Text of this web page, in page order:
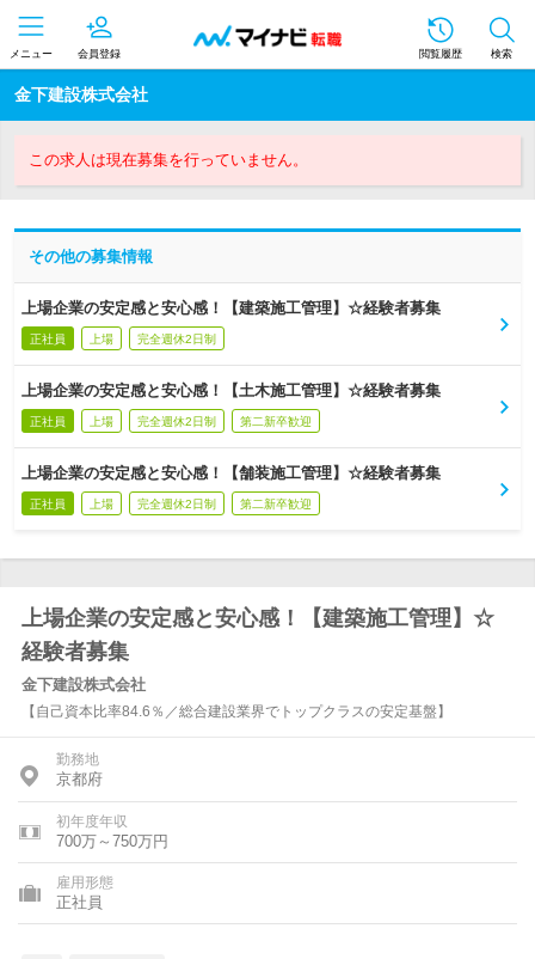
メニュー 会員登録 閲覧履歴 検索
金下建設株式会社
この求人は現在募集を行っていません。
その他の募集情報
上場企業の安定感と安心感！【建築施工管理】☆経験者募集
正社員 上場 完全週休2日制
上場企業の安定感と安心感！【土木施工管理】☆経験者募集
正社員 上場 完全週休2日制 第二新卒歓迎
上場企業の安定感と安心感！【舗装施工管理】☆経験者募集
正社員 上場 完全週休2日制 第二新卒歓迎
上場企業の安定感と安心感！【建築施工管理】☆
経験者募集
金下建設株式会社
【自己資本比率84.6％／総合建設業界でトップクラスの安定基盤】
勤務地
京都府
初年度年収
700万～750万円
雇用形態
正社員